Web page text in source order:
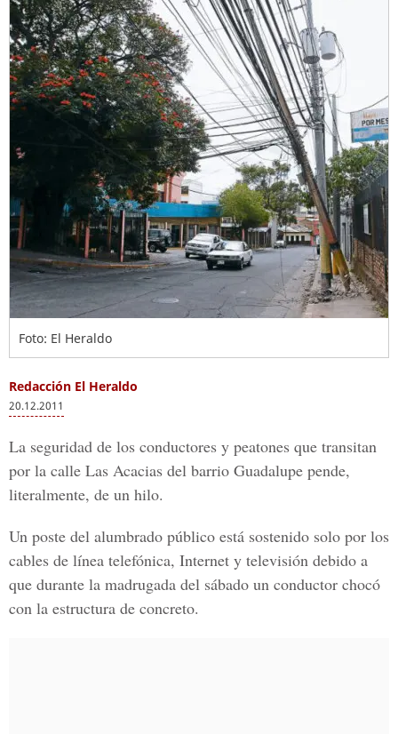
Foto: El Heraldo
Redacción El Heraldo
20.12.2011
La seguridad de los conductores y peatones que transitan
por la calle Las Acacias del barrio Guadalupe pende,
literalmente, de un hilo.
Un poste del alumbrado público está sostenido solo por los
cables de línea telefónica, Internet y televisión debido a
que durante la madrugada del sábado un conductor chocó
con la estructura de concreto.